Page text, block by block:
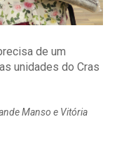
de um
unidades do Cras
Manso e Vitória